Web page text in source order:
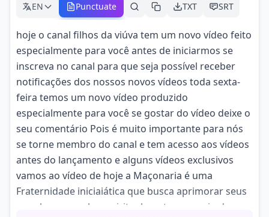
EN Punctuate TXT SRT
hoje o canal filhos da viúva tem um novo vídeo feito
especialmente para você antes de iniciarmos se
inscreva no canal para que seja possível receber
notificações dos nossos novos vídeos toda sexta-
feira temos um novo vídeo produzido
especialmente para você se gostar do vídeo deixe o
seu comentário Pois é muito importante para nós
se torne membro do canal e tem acesso aos vídeos
antes do lançamento e alguns vídeos exclusivos
vamos ao vídeo de hoje a Maçonaria é uma
Fraternidade iniciaiática que busca aprimorar seus
membros moral e espiritualmente por meio de